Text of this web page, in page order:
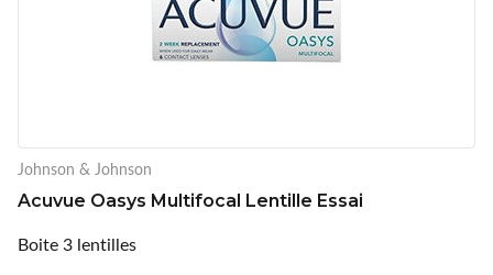
Johnson & Johnson
Acuvue Oasys Multifocal Lentille Essai
Boite 3 lentilles